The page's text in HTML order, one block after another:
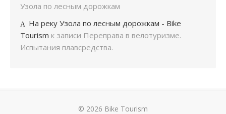
Узола по лесным дорожкам
На реку Узола по лесным дорожкам - Bike
Tourism к записи Переправа в велотуризме.
Испытания плавсредства.
© 2026 Bike Tourism